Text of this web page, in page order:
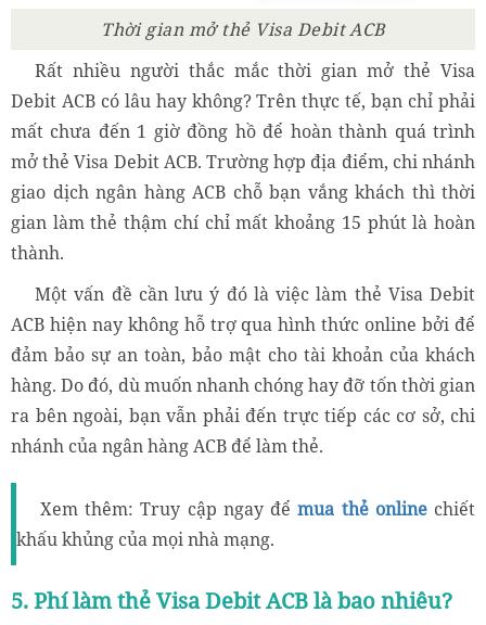
Thời gian mở thẻ Visa Debit ACB
Rất nhiều người thắc mắc thời gian mở thẻ Visa
Debit ACB có lâu hay không? Trên thực tế, bạn chỉ phải
mất chưa đến 1 giờ đồng hồ để hoàn thành quá trình
mở thẻ Visa Debit ACB. Trường hợp địa điểm, chi nhánh
giao dịch ngân hàng ACB chỗ bạn vắng khách thì thời
gian làm thẻ thậm chí chỉ mất khoảng 15 phút là hoàn
thành.
Một vấn đề cần lưu ý đó là việc làm thẻ Visa Debit
ACB hiện nay không hỗ trợ qua hình thức online bởi để
đảm bảo sự an toàn, bảo mật cho tài khoản của khách
hàng. Do đó, dù muốn nhanh chóng hay đỡ tốn thời gian
ra bên ngoài, bạn vẫn phải đến trực tiếp các cơ sở, chi
nhánh của ngân hàng ACB để làm thẻ.
Xem thêm: Truy cập ngay đểmua thẻ onlinechiết
khấu khủng của mọi nhà mạng.
5. Phí làm thẻ Visa Debit ACB là bao nhiêu?